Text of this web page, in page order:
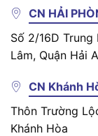
CN HẢI
Số 2/16D
Lâm, Quận Hải
CN Khánh
Thôn Trường
Khánh Hòa